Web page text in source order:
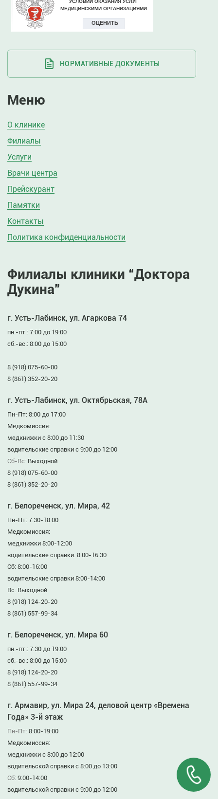
НОРМАТИВНЫЕ ДОКУМЕНТЫ
Меню
О клинике
Филиалы
Услуги
Врачи центра
Прейскурант
Памятки
Контакты
Политика конфиденциальности
Филиалы клиники “Доктора
Дукина”
г. Усть-Лабинск, ул. Агаркова 74
пн.-пт.: 7:00 до 19:00
сб.-вс.: 8:00 до 15:00
8 (918) 075-60-00
8 (861) 352-20-20
г. Усть-Лабинск, ул. Октябрьская, 78А
Пн-Пт: 8:00 до 17:00
Медкомиссия:
медкнижки с 8:00 до 11:30
водительские справки с 9:00 до 12:00
Сб-Вс: Выходной
8 (918) 075-60-00
8 (861) 352-20-20
г. Белореченск, ул. Мира, 42
Пн-Пт: 7:30-18:00
Медкомиссия:
медкнижки 8:00-12:00
водительские справки: 8:00-16:30
Сб: 8:00-16:00
водительские справки 8:00-14:00
Вс: Выходной
8 (918) 124-20-20
8 (861) 557-99-34
г. Белореченск, ул. Мира 60
пн.-пт.: 7:30 до 19:00
сб.-вс.: 8:00 до 15:00
8 (918) 124-20-20
8 (861) 557-99-34
г. Армавир, ул. Мира 24, деловой центр «Времена
Года» 3-й этаж
Пн-Пт: 8:00-19:00
Медкомиссия:
медкнижки с 8:00 до 12:00
водительской справки с 8:00 до 13:00
Сб: 9:00-14:00
водительской справки с 9:00 до 12:00